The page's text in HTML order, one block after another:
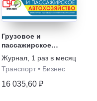
Грузовое и
пассажирское
автохозяйство
Журнал 1 раз в месяц
Транспорт • Бизнес
16 035,60 ₽